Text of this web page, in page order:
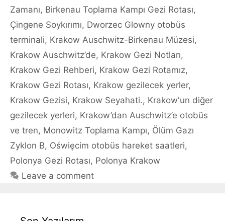
Zamanı, Birkenau Toplama Kampı Gezi Rotası,
Çingene Soykırımı, Dworzec Glowny otobüs
terminali, Krakow Auschwitz-Birkenau Müzesi,
Krakow Auschwitz’de, Krakow Gezi Notları,
Krakow Gezi Rehberi, Krakow Gezi Rotamız,
Krakow Gezi Rotası, Krakow gezilecek yerler,
Krakow Gezisi, Krakow Seyahati., Krakow'un diğer
gezilecek yerleri, Krakow’dan Auschwitz’e otobüs
ve tren, Monowitz Toplama Kampı, Ölüm Gazı
Zyklon B, Oświęcim otobüs hareket saatleri,
Polonya Gezi Rotası, Polonya Krakow
Leave a comment